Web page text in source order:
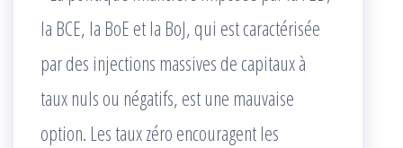
la BCE, la BoE et la BoJ, qui est caractérisée
par des injections massives de capitaux à
taux nuls ou négatifs, est une mauvaise
option. Les taux zéro encouragent les